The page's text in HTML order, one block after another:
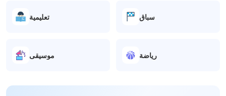
تعليمية سباق
موسيقى رياضة